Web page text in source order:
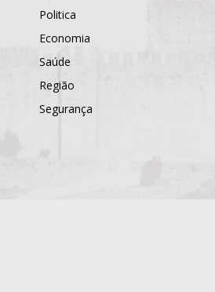
Politica
Economia
Saúde
Região
Segurança